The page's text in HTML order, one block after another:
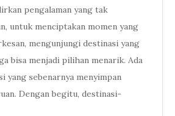
pengalaman yang tak
untuk menciptakan momen yang
mengunjungi destinasi yang
bisa menjadi pilihan menarik. Ada
yang sebenarnya menyimpan
Dengan begitu, destinasi-